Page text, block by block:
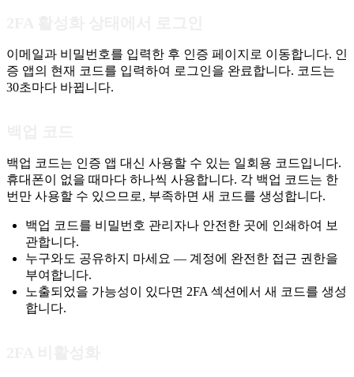
이메일과 비밀번호를 입력한 후 인증 페이지로 이동합니다. 인
증 앱의 현재 코드를 입력하여 로그인을 완료합니다. 코드는
30초마다 바뀝니다.
백업 코드는 인증 앱 대신 사용할 수 있는 일회용 코드입니다.
휴대폰이 없을 때마다 하나씩 사용합니다. 각 백업 코드는 한
번만 사용할 수 있으므로, 부족하면 새 코드를 생성합니다.
백업 코드를 비밀번호 관리자나 안전한 곳에 인쇄하여 보
관합니다.
누구와도 공유하지 마세요 — 계정에 완전한 접근 권한을
부여합니다.
노출되었을 가능성이 있다면 2FA 섹션에서 새 코드를 생성
합니다.